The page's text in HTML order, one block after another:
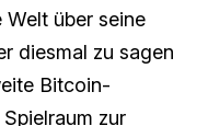
über seine
diesmal zu sagen
Bitcoin-
zur